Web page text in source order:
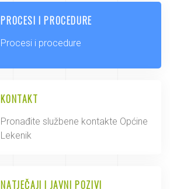
PROCESI I PROCEDURE
Procesi i procedure
KONTAKT
Pronađite službene kontakte Općine
Lekenik
NATJEČAJI I JAVNI POZIVI